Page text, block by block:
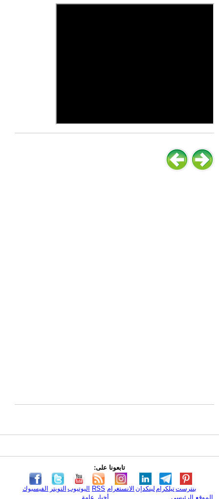
تابعونا على:
الفيسبوك التويتر اليوتيوب RSS الانستغرام لينكدإن تيلكرامبنترست
الموقع الرئيسي
أخبار عامة